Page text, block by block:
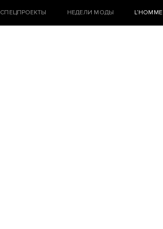
СПЕЦПРОЕКТЫ НЕДЕЛИ МОДЫ L’HOMME